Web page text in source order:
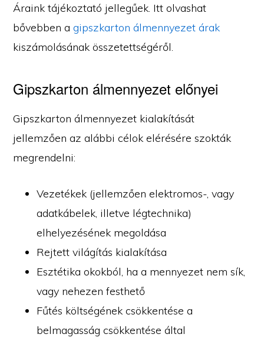
Áraink tájékoztató jellegűek. Itt olvashat
bővebben agipszkarton álmennyezet árak
kiszámolásának összetettségéről.
Gipszkarton álmennyezet előnyei
Gipszkarton álmennyezet kialakítását
jellemzően az alábbi célok elérésére szokták
megrendelni:
Vezetékek (jellemzően elektromos-, vagy
adatkábelek, illetve légtechnika)
elhelyezésének megoldása
Rejtett világítás kialakítása
Esztétika okokból, ha a mennyezet nem sík,
vagy nehezen festhető
Fűtés költségének csökkentése a
belmagasság csökkentése által